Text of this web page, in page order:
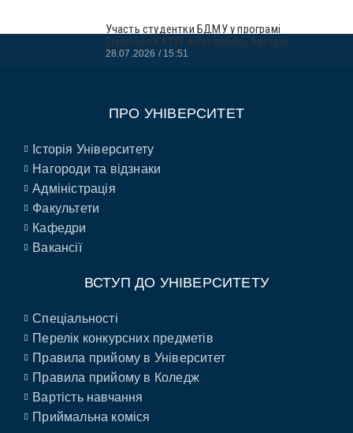
Участь студентки БДМУ у програмі
Erasmus+ KA171 в Республіці Австрія
28.07.2026 15:51
ПРО УНІВЕРСИТЕТ
Історія Університету
Нагороди та відзнаки
Адміністрація
Факультети
Кафедри
Вакансії
ВСТУП ДО УНІВЕРСИТЕТУ
Спеціальності
Перелік конкурсних предметів
Правила прийому в Університет
Правила прийому в Коледж
Вартість навчання
Приймальна коміся